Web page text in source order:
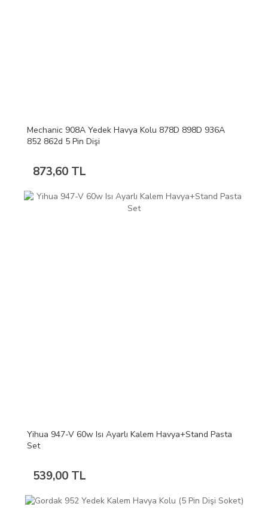
Mechanic 908A Yedek Havya Kolu 878D 898D 936A
852 862d 5 Pin Dişi
873,60 TL
Yihua 947-V 60w Isı Ayarlı Kalem Havya+Stand Pasta
Set
539,00 TL